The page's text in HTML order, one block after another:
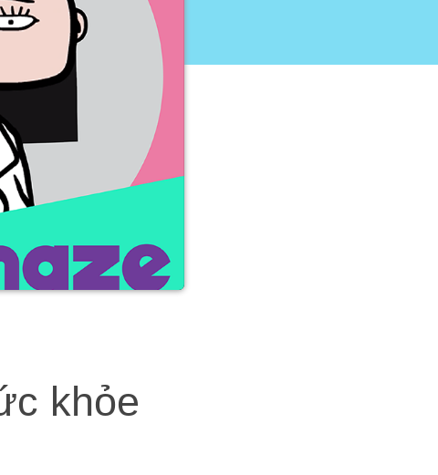
khỏe